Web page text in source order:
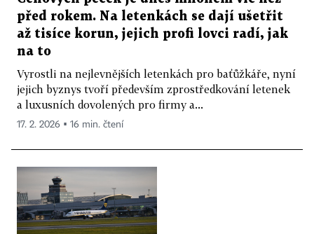
před rokem. Na letenkách se dají ušetřit
až tisíce korun, jejich profi lovci radí, jak
na to
Vyrostli na nejlevnějších letenkách pro baťůžkáře, nyní
jejich byznys tvoří především zprostředkování letenek
a luxusních dovolených pro firmy a...
17. 2. 2026 ▪ 16 min. čtení